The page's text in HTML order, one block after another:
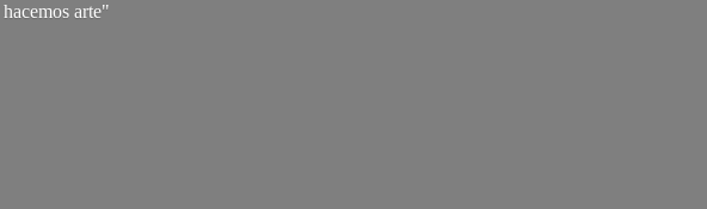
hacemos arte"